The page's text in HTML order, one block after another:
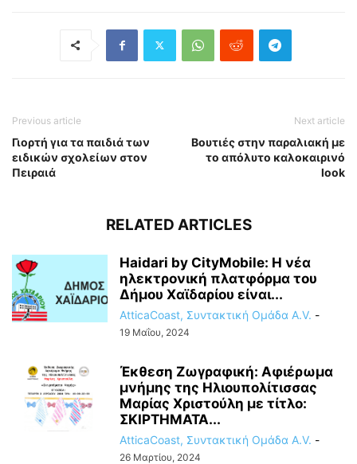
Previous article
Γιορτή για τα παιδιά των
ειδικών σχολείων στον
Πειραιά
Next article
Βουτιές στην παραλιακή με
το απόλυτο καλοκαιρινό
look
RELATED ARTICLES
Haidari by CityMobile: Η νέα
ηλεκτρονική πλατφόρμα του
Δήμου Χαϊδαρίου είναι...
AtticaCoast, Συντακτική Ομάδα A.V. -
19 Μαΐου, 2024
Έκθεση Ζωγραφική: Αφιέρωμα
μνήμης της Ηλιουπολίτισσας
Μαρίας Χριστούλη με τίτλο:
ΣΚΙΡΤΗΜΑΤΑ...
AtticaCoast, Συντακτική Ομάδα A.V. -
26 Μαρτίου, 2024